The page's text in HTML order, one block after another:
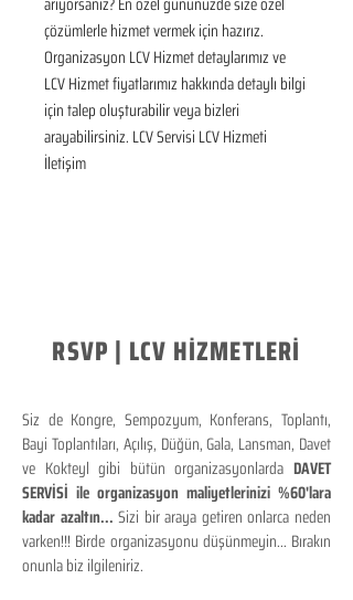
çözümlerle hizmet vermek için hazırız.
Organizasyon LCV Hizmet detaylarımız ve
LCV Hizmet fiyatlarımız hakkında detaylı bilgi
için talep oluşturabilir veya bizleri
arayabilirsiniz. LCV Servisi LCV Hizmeti
İletişim
RSVP | LCV HİZMETLERİ
Siz de Kongre, Sempozyum, Konferans, Toplantı,
Bayi Toplantıları, Açılış, Düğün, Gala, Lansman, Davet
ve Kokteyl gibi bütün organizasyonlarda DAVET
SERVİSİ ile organizasyon maliyetlerinizi %60'lara
kadar azaltın...Sizi bir araya getiren onlarca neden
varken!!! Birde organizasyonu düşünmeyin... Bırakın
onunla biz ilgileniriz.